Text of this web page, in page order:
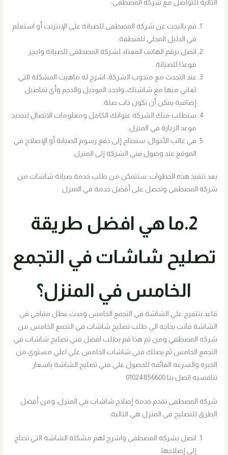
التالية للتواصل مع شركة المصطفى:
قم بالبحث عن شركة المصطفى للصيانة على الإنترنت أو استعلم
في الدليل المحلي للمنطقة.
اتصل برقم الهاتف المعتاد لشركة المصطفى للصيانة واحجز
موعدًا للصيانة.
عند التحدث مع مندوب الشركة، اشرح له ماهيت المشكلة التي
تعاني منها مع شاشتك، واحدد الموديل والحجم وأي تفاصيل
إضافية يمكن أن تكون ذات صلة.
ستطلب منك الشركة عنوانك الكامل ومعلومات الاتصال لتحديد
موعد الزيارة في المنزل.
في غالب الأحوال، ستحتاج إلى دفع رسوم الصيانة أو الإصلاح في
الموقع عند وصول فني الشركة إلى المنزل.
بعد تنفيذ هذه الخطوات، ستتمكن من طلب خدمة صيانة شاشات من
شركة المصطفى وتحصل على أفضل خدمة في المنزل
2.ما هي افضل طريقة
تصليح شاشات في التجمع
الخامس في المنزل؟
قاعد بتتفرج علي الشاشة في التجمع الخامس وحدث عطل مفاجي في
الشاشة فانت بحاجه الي طلب تصليح شاشات في التجمع الخامس من
شركه المصطفي ومن ثم هذا قم بطلب افضل فني تصليح شاشات في
التجمع الخامس ثم يصلك فني شاشات الخامس علي اعلي مستوي من
الخبره والسرعه الفائقه للحصول علي فني تصليح الشاشة باسعار
تنافسيه اتصل بنا 01024856600
شركة المصطفى تقدم خدمة إصلاح شاشات في المنزل، ومن أفضل
الطرق للتصليح في المنزل هي التالية:
اتصل بشركة المصطفى واشرح لهم مشكلة الشاشة التي تحتاج
إلى إصلاحها.